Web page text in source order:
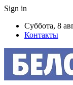
Sign in
Суббота, 8
Контакты